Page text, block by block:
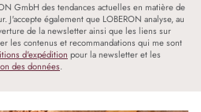
GmbH des tendances actuelles en matière de
J'accepte également que LOBERON analyse, au
de la newsletter ainsi que les liens sur
les contenus et recommandations qui me sont
d'expédition pour la newsletter et les
des données.